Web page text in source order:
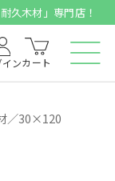
久木材」専門店！
ンカート
／30×120